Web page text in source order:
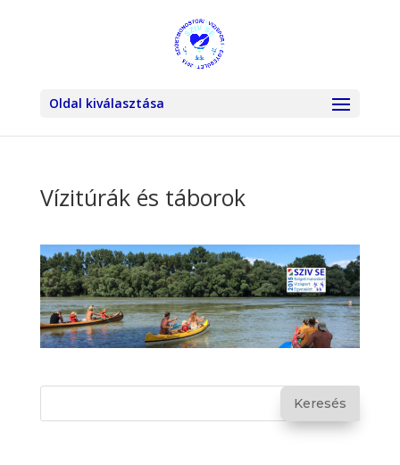
Oldal kiválasztása
Vízitúrák és táborok